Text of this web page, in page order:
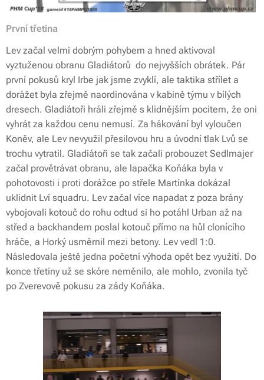
První třetina
Lev začal velmi dobrým pohybem a hned aktivoval
vyztuženou obranu Gladiátorů do nejvyšších obrátek. Pár
první pokusů kryl Irbe jak jsme zvyklí, ale taktika střílet a
dorážet byla zřejmě naordinována v kabině týmu v bílých
dresech. Gladiátoři hráli zřejmě s klidnějším pocitem, že oni
vyhrát za každou cenu nemusí. Za hákování byl vyloučen
Koněv, ale Lev nevyužil přesilovou hru a úvodní tlak Lvů se
trochu vytratil. Gladiátoři se tak začali probouzet Sedlmajer
začal provětrávat obranu, ale lapačka Koňáka byla v
pohotovosti i proti dorážce po střele Martínka dokázal
uklidnit Lví squadru. Lev začal více napadat z poza brány
vybojovali kotouč do rohu odtud si ho potáhl Urban až na
střed a backhandem poslal kotouč přímo na hůl clonícího
hráče, a Horký usměrnil mezi betony. Lev vedl 1:0.
Následovala ještě jedna početní výhoda opět bez využití. Do
konce třetiny už se skóre neměnilo, ale mohlo, zvonila tyč
po Zverevově pokusu za zády Koňáka.